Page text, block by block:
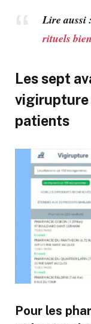
Lire
rituels
Les sept
vigirupture
patients
Pour les